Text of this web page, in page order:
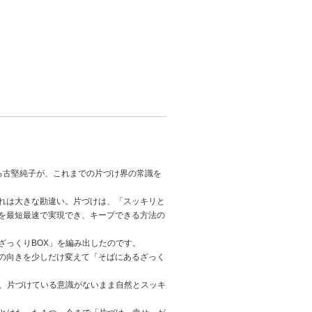
堅純子が、これまでの片づけ界の常識を
大きな勘違い。片づけは、「スッキリと
最短最速で実現でき、キープできる方法の
くりBOX」を編み出したのです。
きを少しだけ変えて「そばにあるざっく
片づけている意識がないまま自然とスッキ